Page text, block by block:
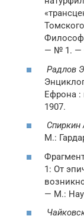
— № 1. —
Радлов
Ефрона :
1907.
Спиркин
М.:
1: От
— М.: